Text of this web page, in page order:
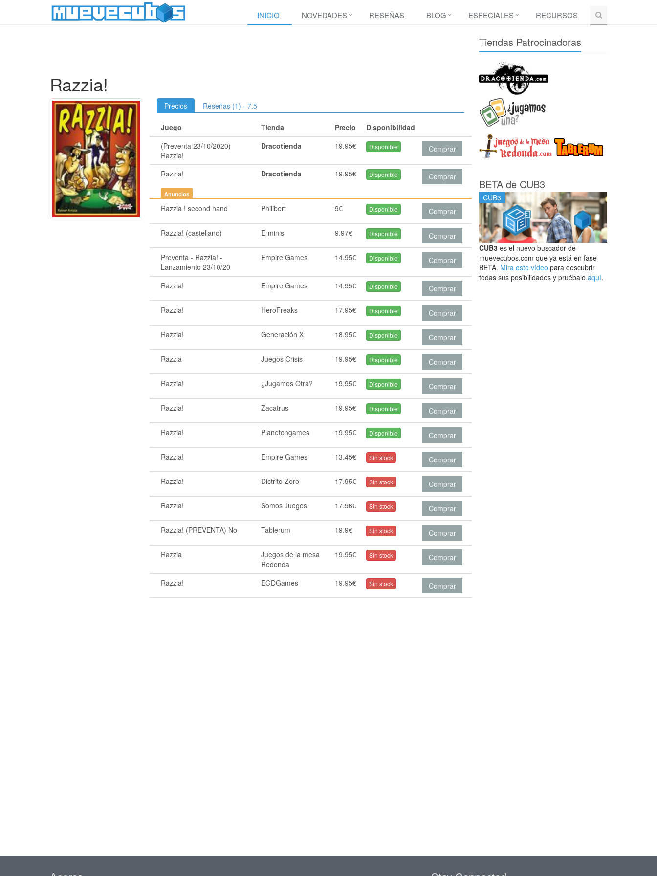
INICIO NOVEDADES RESEÑAS BLOG ESPECIALES RECURSOS
Razzia!
Precios Reseñas (1) - 7.5
Juego Tienda Precio
Disponibilidad
(Preventa 23/10/2020)
Razzia!
Dracotienda 19.95€ Disponible Comprar
Razzia! Dracotienda 19.95€ Disponible Comprar
Anuncios
Razzia ! second hand Philibert 9€ Disponible Comprar
Razzia! (castellano) E-minis 9.97€ Disponible Comprar
Preventa - Razzia! -
Lanzamiento 23/10/20
Empire Games 14.95€ Disponible Comprar
Razzia! Empire Games 14.95€ Disponible Comprar
Razzia! HeroFreaks 17.95€ Disponible Comprar
Razzia! Generación X 18.95€ Disponible Comprar
Razzia Juegos Crisis 19.95€ Disponible Comprar
Razzia! ¿Jugamos Otra? 19.95€ Disponible Comprar
Razzia! Zacatrus 19.95€ Disponible Comprar
Razzia! Planetongames 19.95€ Disponible Comprar
Razzia! Empire Games 13.45€ Sin stock Comprar
Razzia! Distrito Zero 17.95€ Sin stock Comprar
Razzia! Somos Juegos 17.96€ Sin stock Comprar
Razzia! (PREVENTA) No Tablerum 19.9€ Sin stock Comprar
Razzia
Juegos de la mesa
Redonda
19.95€ Sin stock Comprar
Razzia! EGDGames 19.95€ Sin stock Comprar
Tiendas Patrocinadoras
BETA de CUB3
CUB3
CUB3es el nuevo buscador de
muevecubos.com que ya está en fase
BETA. Mira este vídeo para descubrir
todas sus posibilidades y pruébalo aquí.